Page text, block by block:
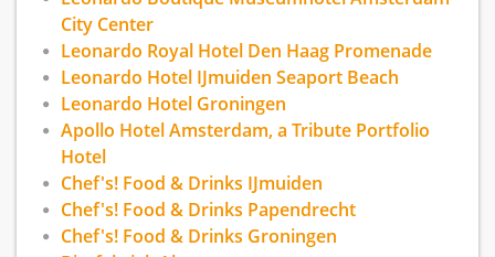
City Center
Leonardo Royal Hotel Den Haag Promenade
Leonardo Hotel IJmuiden Seaport Beach
Leonardo Hotel Groningen
Apollo Hotel Amsterdam, a Tribute Portfolio
Hotel
Chef's! Food & Drinks IJmuiden
Chef's! Food & Drinks Papendrecht
Chef's! Food & Drinks Groningen